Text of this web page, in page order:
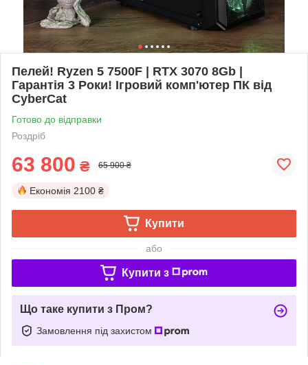
Пелей! Ryzen 5 7500F | RTX 3070 8Gb |
Гарантія 3 Роки! Ігровий комп'ютер ПК від
CyberCat
Готово до відправки
Роздріб
63 800 ₴ 65 900 ₴
Економія 2100 ₴
Купити
або
Купити з
Що таке купити з Пром?
Замовлення під захистом